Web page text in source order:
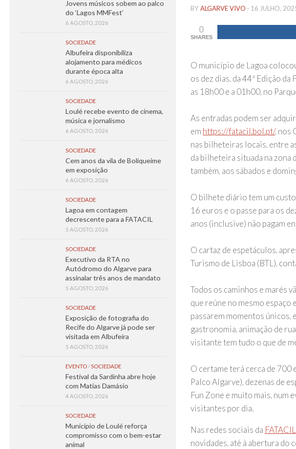
BY ALGARVE VIVO · 16 JULHO,
0
SHARES
O município de Lagoa
os dez dias, da 44ª Edição
as 18h00 e a 01h00, no
As entradas podem ser
em https://fatacil.bol.pt/, nos
nas bilheteiras locais, entre
da bilheteira situada na zona
também, aos sábados e
O bilhete diário tem um
16 euros e o passe para os
anos (inclusive) não pagam
O cartaz de espetáculos,
Turismo de Lisboa (BTL),
Todos os caminhos e marés
que reúne no mesmo
passarem momentos únicos,
gastronomia, animação de
visitante tem tudo o que de
O certame terá cerca de 700
Palco Algarve), dezenas de
Fun Zone e muito mais, num
visitantes por dia.
Nas redes sociais da FATACIL
novidades, até à abertura do
Jovens músicos sobem ao palco
do ‘Lagos MMFest’
6 AGOSTO, 2026
SOCIEDADE
Albufeira disponibiliza
alojamento para médicos
durante época alta
6 AGOSTO, 2026
SOCIEDADE
Loulé recebe evento de cinema,
música e jornalismo
6 AGOSTO, 2026
SOCIEDADE
Cem anos da vila de Boliqueime
em exposição
6 AGOSTO, 2026
SOCIEDADE
Lagoa em contagem
decrescente para a FATACIL
5 AGOSTO, 2026
SOCIEDADE
Executivo da RTA no
Autódromo do Algarve para
assinalar três anos de mandato
5 AGOSTO, 2026
SOCIEDADE
Exposição de fotografia do
Recife do Algarve já pode ser
visitada em Albufeira
5 AGOSTO, 2026
EVENTO/SOCIEDADE
Festival da Sardinha abre hoje
com Matias Damásio
4 AGOSTO, 2026
SOCIEDADE
Município de Loulé reforça
compromisso com o bem-estar
animal